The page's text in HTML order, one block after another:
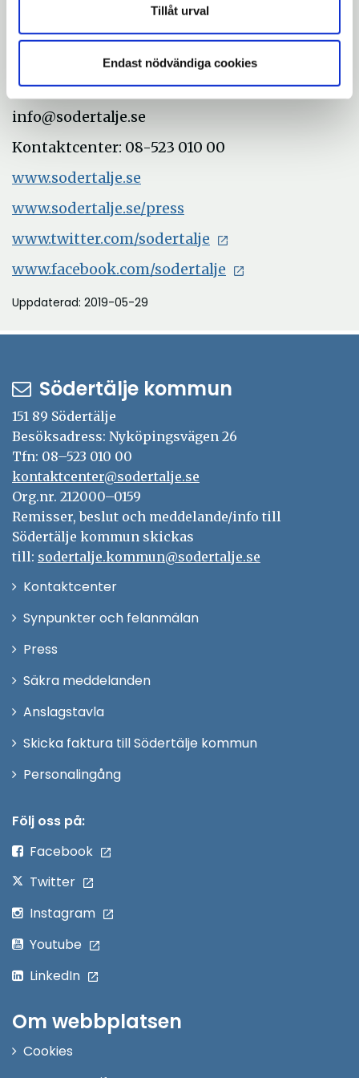
Tillåt urval
Endast nödvändiga cookies
Med vänliga hälsningar
Södertälje kommun
info@sodertalje.se
Kontaktcenter: 08-523 010 00
www.sodertalje.se
www.sodertalje.se/press
www.twitter.com/sodertalje
www.facebook.com/sodertalje
Uppdaterad: 2019-05-29
Södertälje kommun
151 89 Södertälje
Besöksadress: Nyköpingsvägen 26
Tfn: 08–523 010 00
kontaktcenter@sodertalje.se
Org.nr. 212000–0159
Remisser, beslut och meddelande/info till
Södertälje kommun skickas
till: sodertalje.kommun@sodertalje.se
KontaktcenterÖppna
Synpunkter och felanmälan
Press
fönster
Säkra meddelanden
Anslagstavla
Skicka faktura till Södertälje kommun
PersonalingångÖppna
Följ oss på:
Facebook
Twitter
Instagram
Youtube
LinkedIn
Om webbplatsen
Cookies